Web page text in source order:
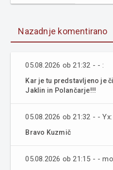
Nazadnje komentirano
05.08.2026 ob 21:32 - - :
Kar je tu predstavljeno je
Jaklin in Polančarje!!!
05.08.2026 ob 21:32 - - Yx:
Bravo Kuzmič
05.08.2026 ob 21:15 - -